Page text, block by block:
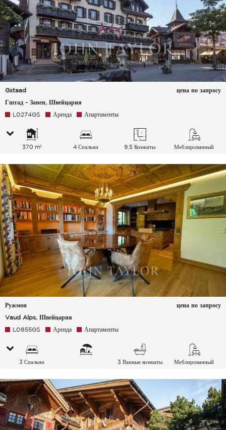
Gstaad
Гштад - Занен, Швейцария
цена по запросу
L0274GS Аренда Апартаменты
370 m² 4 Спальни 9.5 Комнаты Меблированный
Ружмон
Vaud Alps, Швейцария
цена по запросу
L0855GS Аренда Апартаменты
3 Спальни 3 Ванные комнаты Меблированный